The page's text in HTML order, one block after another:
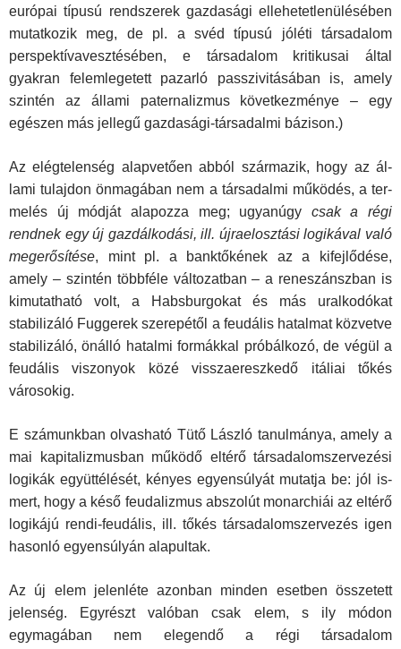
európai tí­pusú rendszerek gazdasági ellehetetlenülésében
mutatkozik meg, de pl. a svéd típusú jóléti társadalom
perspektívaveszté­sében, e társadalom kritikusai által
gyakran felemlegetett pa­zarló passzivitásában is, amely
szintén az állami paternalizmus következménye – egy
egészen más jellegű gazdasági­-társadalmi bázison.)
Az elégtelenség alapvetően abból származik, hogy az ál­
lami tulajdon önmagában nem a társadalmi működés, a ter­
melés új módját alapozza meg; ugyanúgy csak a régi
rendnek egy új gazdálkodási, ill. újraelosztási logikával való
megerő­sítése, mint pl. a banktőkének az a kifejlődése,
amely – szin­tén többféle változatban – a reneszánszban is
kimutatható volt, a Habsburgokat és más uralkodókat
stabilizáló Fuggerek szerepétől a feudális hatalmat közvetve
stabilizáló, önálló hatalmi formákkal próbálkozó, de végül a
feudális viszonyok közé visszaereszkedő itáliai tőkés
városokig.
E számunkban olvasható Tütő László tanulmánya, amely a
mai kapitalizmusban működő eltérő társadalomszervezési
logikák együttélését, kényes egyensúlyát mutatja be: jól is­
mert, hogy a késő feudalizmus abszolút monarchiái az eltérő
logikájú rendi-feudális, ill. tőkés társadalomszervezés igen
hasonló egyensúlyán alapultak.
Az új elem jelenléte azonban minden esetben összetett
jelenség. Egyrészt valóban csak elem, s ily módon
egymagá­ban nem elegendő a régi társadalom